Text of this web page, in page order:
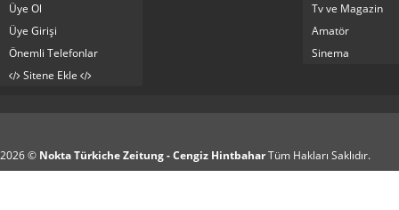
Üye Ol
Üye Girişi
Önemli Telefonlar
Sitene Ekle
Tv ve Magazin
Amatör
Sinema
2026 © Nokta Türkiche Zeitung - Cengiz HintbaharTüm Hakları Saklıdır.